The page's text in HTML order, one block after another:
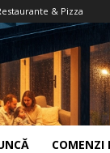
& Pizza
COMENZI